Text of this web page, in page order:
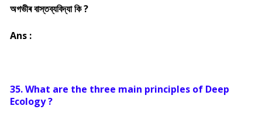
অগভীৰ বাস্তব্যবিদ্যা কি ?
Ans :
35. What are the three main principles of Deep
Ecology ?